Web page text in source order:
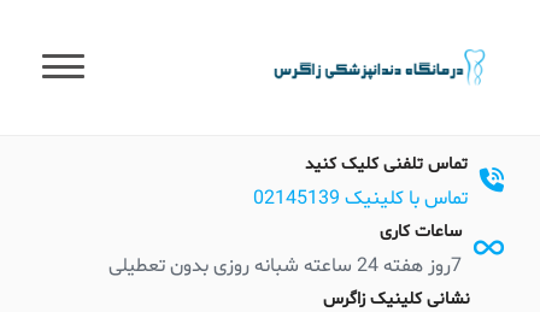
content
تماس تلفنی کلیک کنید
تماس با کلینیک 02145139
ساعات کاری
7روز هفته 24 ساعته شبانه روزی بدون تعطیلی
نشانی کلینیک زاگرس